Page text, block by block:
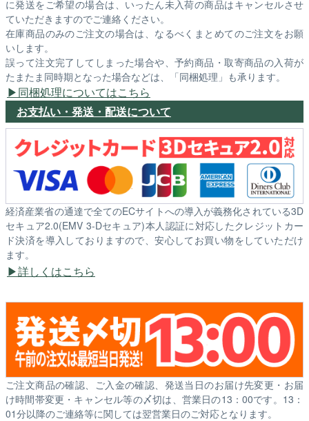
に発送をご希望の場合は、いったん未入荷の商品はキャンセルさせ
ていただきますのでご連絡ください。
在庫商品のみのご注文の場合は、なるべくまとめてのご注文をお願
いします。
誤って注文完了してしまった場合や、予約商品・取寄商品の入荷が
たまたま同時期となった場合などは、「同梱処理」も承ります。
同梱処理についてはこちら
お支払い・発送・配送について
経済産業省の通達で全てのECサイトへの導入が義務化されている3D
セキュア2.0(EMV 3-Dセキュア)本人認証に対応したクレジットカー
ド決済を導入しておりますので、安心してお買い物をしていただけ
ます。
詳しくはこちら
ご注文商品の確認、ご入金の確認、発送当日のお届け先変更・お届
け時間帯変更・キャンセル等の〆切は、営業日の13：00です。13：
01分以降のご連絡等に関しては翌営業日のご対応となります。